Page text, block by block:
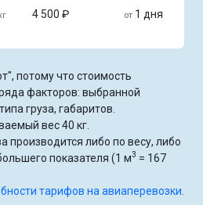
4 500 ₽ от 1 дня
потому что стоимость
факторов: выбранной
груза, габаритов.
вес 40 кг.
производится либо по весу, либо
показателя (1 м3 = 167
тарифов на авиаперевозки.